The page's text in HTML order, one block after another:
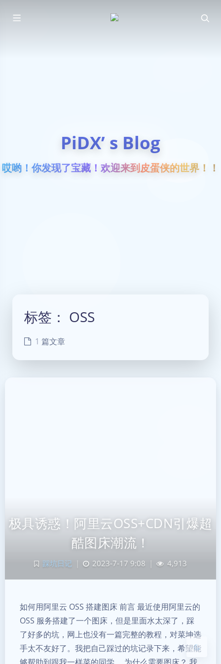
PiDX’ s Blog
哎哟！你发现了宝藏！欢迎来到皮蛋侠的世界！！
Sans Serif Serif
浅阴影 深阴影
关闭 日落 暗化 灰度
标签： OSS
1 篇文章
极具诱惑！阿里云OSS+CDN引爆超
酷图床潮流！
踩坑日记 | 2023-7-17 9:08 | 4,913
如何用阿里云 OSS 搭建图床 前言 最近使用阿里云的
OSS 服务搭建了一个图床，但是里面水太深了，踩
了好多的坑，网上也没有一篇完整的教程，对菜坤选
手太不友好了。我把自己踩过的坑记录下来，希望能